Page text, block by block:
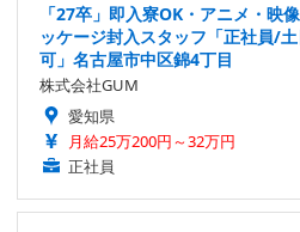
「27卒」即入寮OK・アニメ・映
ッケージ封入スタッフ「正社員/
可」名古屋市中区錦4丁目
株式会社GUM
愛知県
月給25万200円～32万円
正社員